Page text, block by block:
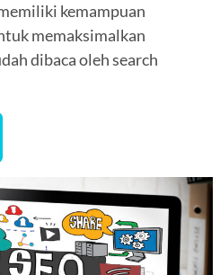
kemampuan
memaksimalkan
dibaca oleh search